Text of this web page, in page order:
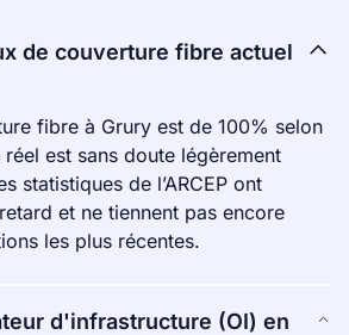
de couverture fibre actuel
fibre à Grury est de 100% selon
réel est sans doute légèrement
statistiques de l’ARCEP ont
et ne tiennent pas encore
les plus récentes.
d'infrastructure (OI) en